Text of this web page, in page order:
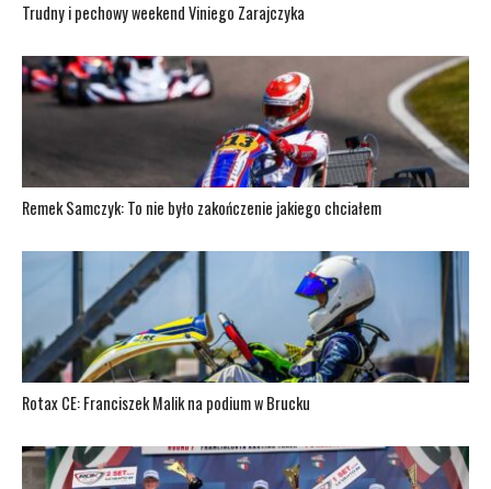
Trudny i pechowy weekend Viniego Zarajczyka
Remek Samczyk: To nie było zakończenie jakiego chciałem
Rotax CE: Franciszek Malik na podium w Brucku